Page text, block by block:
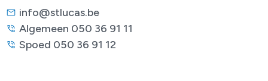
info@stlucas.be
Algemeen 050 36 91 11
Spoed 050 36 91 12